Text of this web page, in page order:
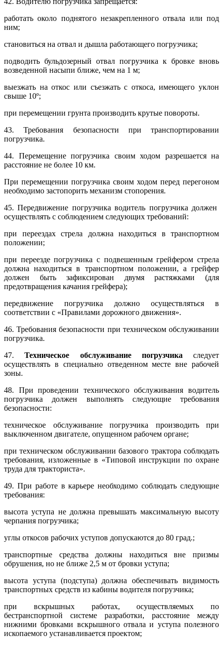
работать около поднятого незакрепленного отвала или под
ним;
становиться на отвал и дышла работающего погрузчика;
подводить бульдозерный отвал погрузчика к бровке вновь
возведенной насыпи ближе, чем на 1 м;
выезжать на откос или съезжать с откоса, имеющего уклон
свыше 10º;
при перемещении грунта производить крутые повороты.
43. Требования безопасности при транспортировании
погрузчика.
44. Перемещение погрузчика своим ходом разрешается на
расстояние не более 10 км.
При перемещении погрузчика своим ходом перед перегоном
необходимо застопорить механизм стопорения.
45. Передвижение погрузчика водитель погрузчика должен
осуществлять с соблюдением следующих требований:
при переездах стрела должна находиться в транспортном
положении;
при переезде погрузчика с подвешенным грейфером стрела
должна находиться в транспортном положении, а грейфер
должен быть зафиксирован двумя растяжками (для
предотвращения качания грейфера);
передвижение погрузчика должно осуществляться в
соответствии с «Правилами дорожного движения».
46. Требования безопасности при техническом обслуживании
погрузчика.
47.Техническое обслуживание погрузчика следует
осуществлять в специально отведенном месте вне рабочей
зоны.
48. При проведении технического обслуживания водитель
погрузчика должен выполнять следующие требования
безопасности:
техническое обслуживание погрузчика производить при
выключенном двигателе, опущенном рабочем органе;
при техническом обслуживании базового трактора соблюдать
требования, изложенные в «Типовой инструкции по охране
труда для тракториста».
49. При работе в карьере необходимо соблюдать следующие
требования:
высота уступа не должна превышать максимальную высоту
черпания погрузчика;
углы откосов рабочих уступов допускаются до 80 град.;
транспортные средства должны находиться вне призмы
обрушения, но не ближе 2,5 м от бровки уступа;
высота уступа (подступа) должна обеспечивать видимость
транспортных средств из кабины водителя погрузчика;
при вскрышных работах, осуществляемых по
бестранспортной системе разработки, расстояние между
нижними бровками вскрышного отвала и уступа полезного
ископаемого устанавливается проектом;